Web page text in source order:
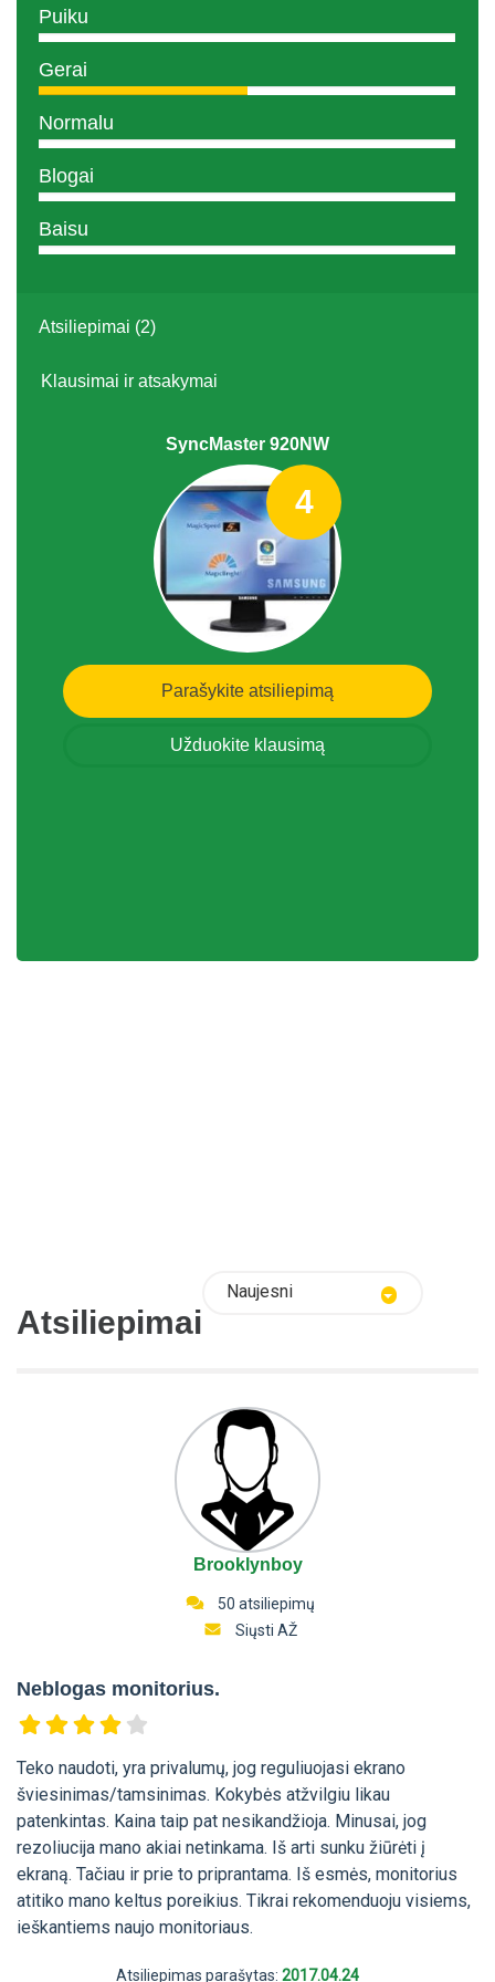
Puiku
Gerai
Normalu
Blogai
Baisu
Atsiliepimai (2)
Klausimai ir atsakymai
SyncMaster 920NW
4
Parašykite atsiliepimą
Užduokite klausimą
Atsiliepimai
Naujesni
Brooklynboy
50 atsiliepimų
Siųsti AŽ
Neblogas monitorius.
Teko naudoti, yra privalumų, jog reguliuojasi ekrano
šviesinimas/tamsinimas. Kokybės atžvilgiu likau
patenkintas. Kaina taip pat nesikandžioja. Minusai, jog
rezoliucija mano akiai netinkama. Iš arti sunku žiūrėti į
ekraną. Tačiau ir prie to priprantama. Iš esmės, monitorius
atitiko mano keltus poreikius. Tikrai rekomenduoju visiems,
ieškantiems naujo monitoriaus.
Atsiliepimas parašytas: 2017.04.24